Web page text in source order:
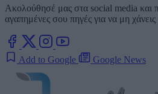
Ακολούθησέ μας στα social media και
αγαπημένες σου πηγές για να μη
Add to Google Google News